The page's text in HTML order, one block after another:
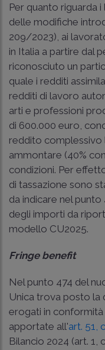
Per quanto riguarda
delle modifiche
209/2023), ai
in Italia a partire dal
riconosciuto un
quale i redditi
redditi di lavoro
arti e professioni
di 600.000 euro,
reddito complessivo
ammontare (40%
condizioni. Per
di tassazione sono
da indicare nel
degli importi da
modello CU2025.
Fringe benefit
Nel punto 474 del
Unica trova posto la
erogati in
apportate all'art. 51,
Bilancio 2024 (art. 1,